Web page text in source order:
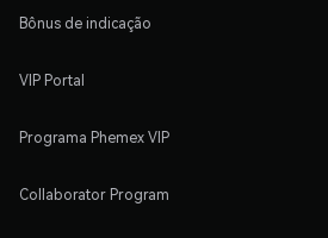
Bônus de indicação
VIP Portal
Programa Phemex VIP
Collaborator Program